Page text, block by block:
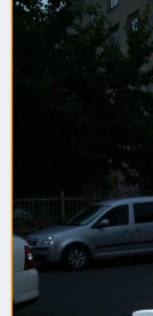
Вас ждет 2 типа
1. Полная модель
(данный файл
2. GGUF модель
небольшим
нужно поместить
(Рекомендуемые
Sampler: Use
consistent
Steps: Aim for
without over-
Scheduler: Beta
for this checkpoint.